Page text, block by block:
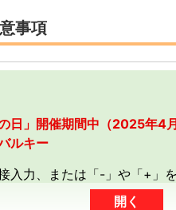
事項
の日」開催期間中（2025年
ルキー
入力、または「-」や「+」
開く